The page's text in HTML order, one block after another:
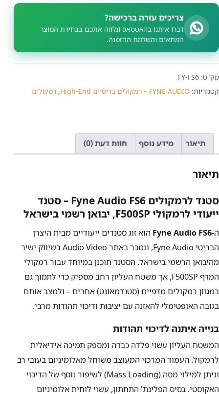
צריכים עזרה ברכישה?
דברו איתנו בוואטסאפ ונלווה אתכם בבחירת המוצר
המתאים והשלמת ההזמנה.
מק"ט: FY-FS6
קטגוריות: FYNE AUDIO – רמקולים בריטיים High-End , רמקולים
תיאור מידע נוסף חוות דעת (0)
תיאור
סטנד לרמקולים Fyne Audio FS6 – סטנד
ייעודי לרמקולי F500SP, יבואן רשמי בישראל
ה-Fyne Audio FS6 הוא זוג סטנדים ייעודיים מבית היצרן
הבריטי Fyne Audio, ונמכר באתר Audio Video בשיווק ישיר
מהיבואן הרשמי בישראל. הסטנד תוכנן במיוחד עבור רמקולי
המדף F500SP, אך משטח העליון רחב מספיק כדי לתמוך גם
במגוון רמקולים מדפיים (סטנדמאונט) אחרים – ולמצב אותם
בגובה האופטימלי להאזנה עם יציבות ודיכוי תהודות מרבי.
בנייה איתנה לדיכוי תהודות
המשטח העליון עשוי פלדה כבדה ומספק תמיכה אידיאלית
לרמקול. העמוד המרכזי המעוצב משוחל מאלומיניום בעובי רב
וניתן למילוי מסה (Mass Loading) לשיפור נוסף של הדיכוי
האקוסטי. בסיס הפלינת' התחתון, עשוי לוחית אלומיניום